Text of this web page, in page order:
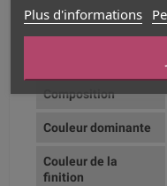
Composition
Couleur dominante
Couleur de la
finition
Plus d'informations